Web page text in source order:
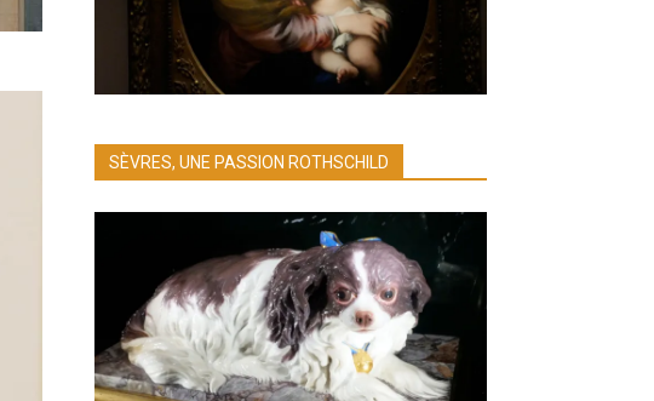
SÈVRES, UNE PASSION ROTHSCHILD